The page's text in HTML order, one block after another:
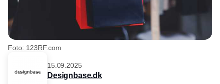
Foto: 123RF.com
15.09.2025
Designbase.dk